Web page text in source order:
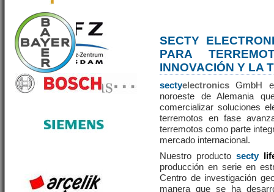
SECTY
PARA
INNOVACIÓN Y LA
sectyelectronics GmbH
noroeste de Alemania
comercializar soluciones
terremotos en fase
terremotos como parte
mercado internacional.
Nuestro productosecty
producción en serie en
Centro de investigación
manera que se ha